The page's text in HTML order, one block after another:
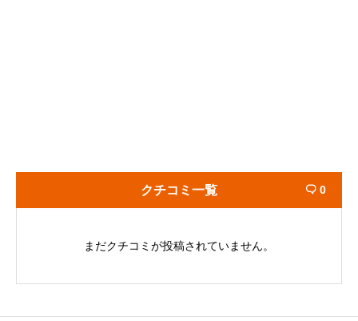
クチコミ一覧  0
まだクチコミが投稿されていません。